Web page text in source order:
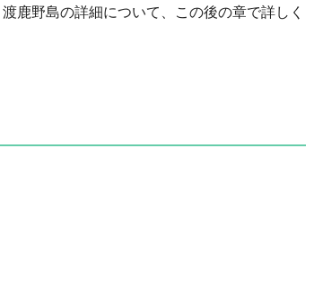
鹿野島の詳細について、この後の章で詳しく